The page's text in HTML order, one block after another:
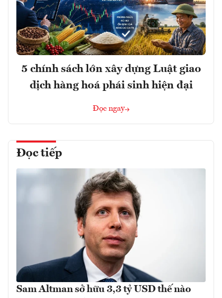
5 chính sách lớn xây dựng Luật giao
dịch hàng hoá phái sinh hiện đại
Đọc ngay
Đọc tiếp
Sam Altman sở hữu 3,3 tỷ USD thế nào